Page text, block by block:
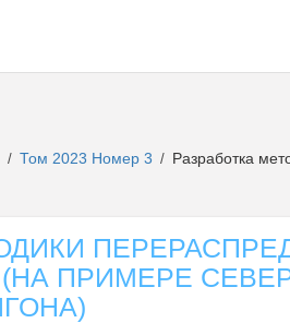
/ Том 2023 Номер 3 / Разработка
ПРИМЕРЕ